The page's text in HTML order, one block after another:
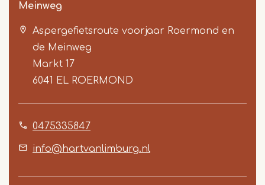
Meinweg
Aspergefietsroute voorjaar Roermond en
de Meinweg
Markt 17
6041 EL ROERMOND
0475335847
info@hartvanlimburg.nl